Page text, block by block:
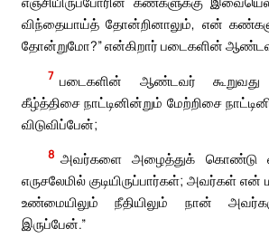
விந்தையாய்த் தோன்றினாலும், என்
தோன்றுமோ?” என்கிறார் படைகளின்
7 படைகளின் ஆண்டவர்
கீழ்த்திசை நாட்டினின்றும் மேற்றிசை
விடுவிப்பேன்;
8 அவர்களை அழைத்துக் கொண்டு
எருசலேமில் குடியிருப்பார்கள்; அவர்கள் என்
உண்மையிலும் நீதியிலும் நான்
இருப்பேன்.”